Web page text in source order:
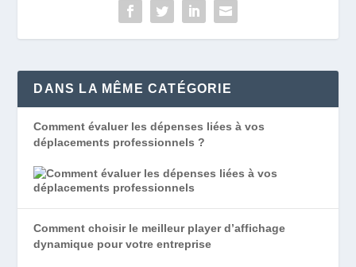
DANS LA MÊME CATÉGORIE
Comment évaluer les dépenses liées à vos
déplacements professionnels ?
Comment choisir le meilleur player d’affichage
dynamique pour votre entreprise